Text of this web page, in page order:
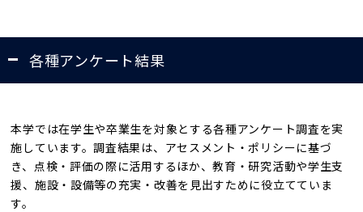
各種アンケート結果
本学では在学生や卒業生を対象とする各種アンケート調査を実
施しています。調査結果は、アセスメント・ポリシーに基づ
き、点検・評価の際に活用するほか、教育・研究活動や学生支
援、施設・設備等の充実・改善を見出すために役立てていま
す。